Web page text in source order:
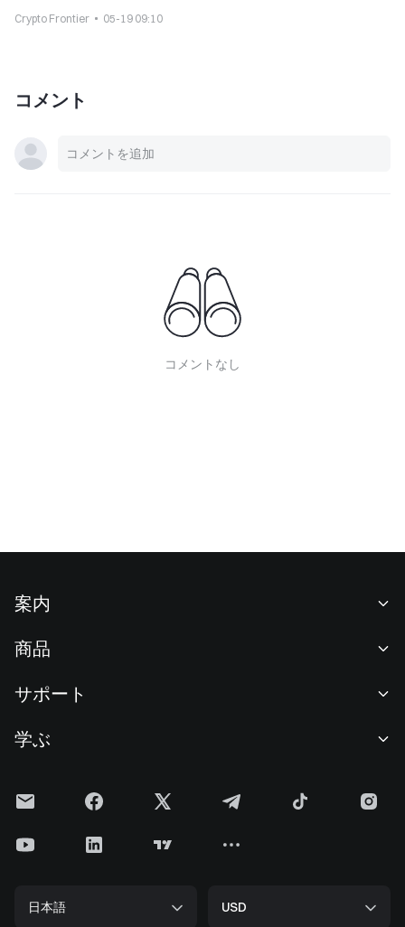
Crypto Frontier 05-19 09:10
コメント
コメントなし
案内
ニュースルーム
F1 Oracle Red Bull Racing 公式スポンサー
クッキーポリシー
準備金証明
商品
現物取引
投資センター
サポート
手数料
上場申請
学ぶ
Gateニュース
日本語 USD